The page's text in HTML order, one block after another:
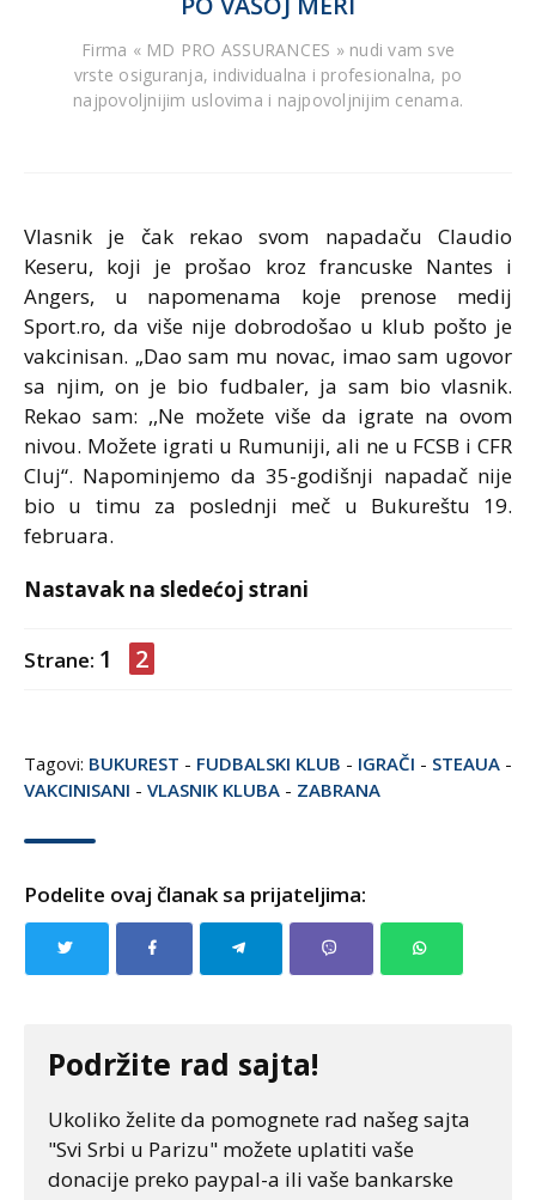
Firma « MD PRO ASSURANCES » nudi vam sve
vrste osiguranja, individualna i profesionalna, po
najpovoljnijim uslovima i najpovoljnijim cenama.
Vlasnik je čak rekao svom napadaču Claudio
Keseru, koji je prošao kroz francuske Nantes i
Angers, u napomenama koje prenose medij
Sport.ro, da više nije dobrodošao u klub pošto je
vakcinisan. „Dao sam mu novac, imao sam ugovor
sa njim, on je bio fudbaler, ja sam bio vlasnik.
Rekao sam: ,,Ne možete više da igrate na ovom
nivou. Možete igrati u Rumuniji, ali ne u FCSB i CFR
Cluj“. Napominjemo da 35-godišnji napadač nije
bio u timu za poslednji meč u Bukureštu 19.
februara.
Nastavak na sledećoj strani
Strane: 1 2
Tagovi: BUKUREST - FUDBALSKI KLUB - IGRAČI - STEAUA -
VAKCINISANI - VLASNIK KLUBA - ZABRANA
Podelite ovaj članak sa prijateljima:
Podržite rad sajta!
Ukoliko želite da pomognete rad našeg sajta
"Svi Srbi u Parizu" možete uplatiti vaše
donacije preko paypal-a ili vaše bankarske